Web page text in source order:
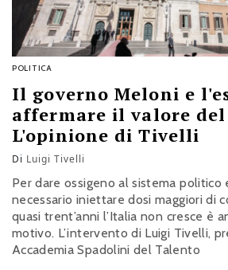
POLITICA
Il governo Meloni e
affermare il valore
L'opinione di Tivelli
Di Luigi Tivelli
Per dare ossigeno al sistema politico
necessario iniettare dosi maggiori di
quasi trent’anni l’Italia non cresce è
motivo. L’intervento di Luigi Tivelli,
Accademia Spadolini del Talento